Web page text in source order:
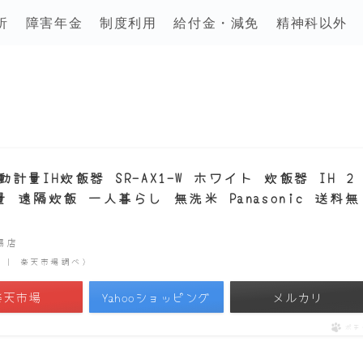
障害年金 制度利用 給付金・減免 精神科以外
計量IH炊飯器 SR-AX1-W ホワイト 炊飯器 IH 2
遠隔炊飯 一人暮らし 無洗米 Panasonic 送料無
楽天市場調べ）
市場 Yahooショッピング メルカリ
ポ